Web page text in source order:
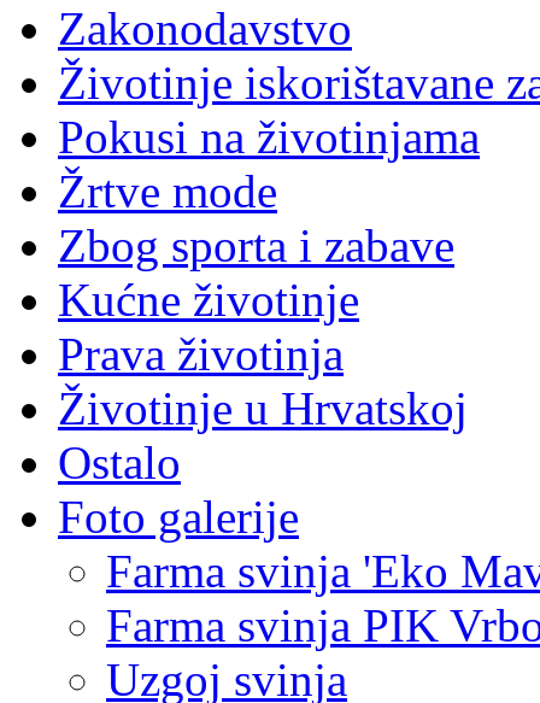
Zakonodavstvo
Životinje iskorištavane
Pokusi na životinjama
Žrtve mode
Zbog sporta i zabave
Kućne životinje
Prava životinja
Životinje u Hrvatskoj
Ostalo
Foto galerije
Farma svinja 'Eko
Farma svinja PIK
Uzgoj svinja